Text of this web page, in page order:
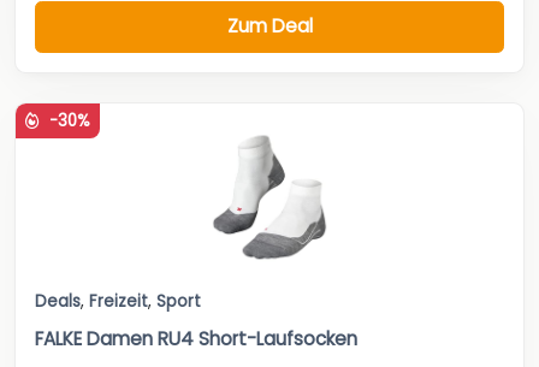
Zum Deal
-30%
Deals, Freizeit, Sport
FALKE Damen RU4 Short-Laufsocken